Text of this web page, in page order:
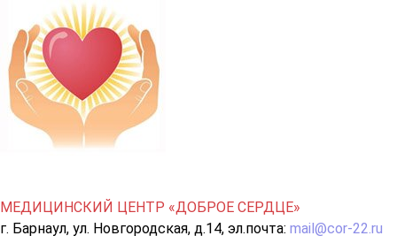
МЕДИЦИНСКИЙ ЦЕНТР «ДОБРОЕ СЕРДЦЕ»
г. Барнаул, ул. Новгородская, д.14, эл.почта: mail@cor-22.ru